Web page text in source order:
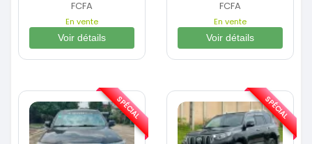
FCFA
En vente
Voir détails
FCFA
En vente
Voir détails
SPÉCIAL SPÉCIAL